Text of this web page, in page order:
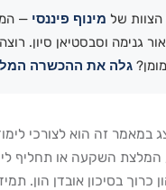
הצוות של מינוף פיננסי —
גנימה וסבסטיאן סיון.
גלה את ההכשרה
במאמר זה הוא לצורכי
המלצת השקעה או תחליף
בסיכון אובדן הון.